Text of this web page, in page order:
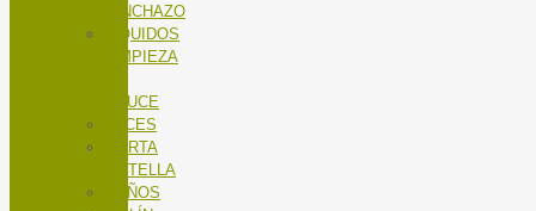
PINCHAZO
LÍQUIDOS
LIMPIEZA
SAUCE
LUCES
PORTA
BOTELLA
PUÑOS